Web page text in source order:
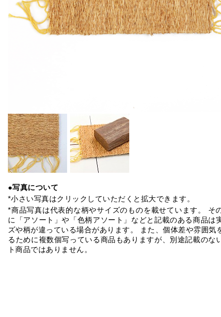
●写真について
*小さい写真はクリックしていただくと拡大できます。
*商品写真は代表的な柄やサイズのものを載せています。 そ
に「アソート」や「色柄アソート」などと記載のある商品は
ズや柄が違っている場合があります。 また、個体差や雰囲気
るために複数個写っている商品もありますが、別途記載のな
ト商品ではありません。